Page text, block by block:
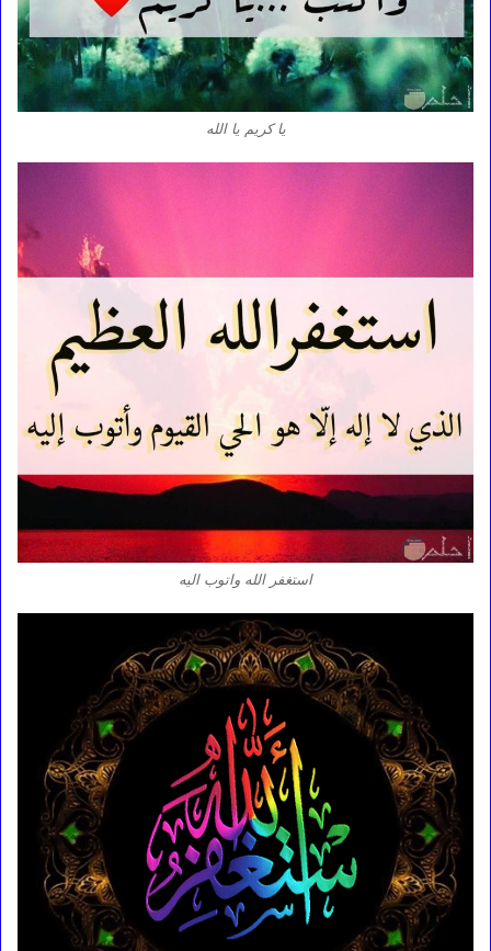
يا كريم يا الله
استغفر الله واتوب اليه